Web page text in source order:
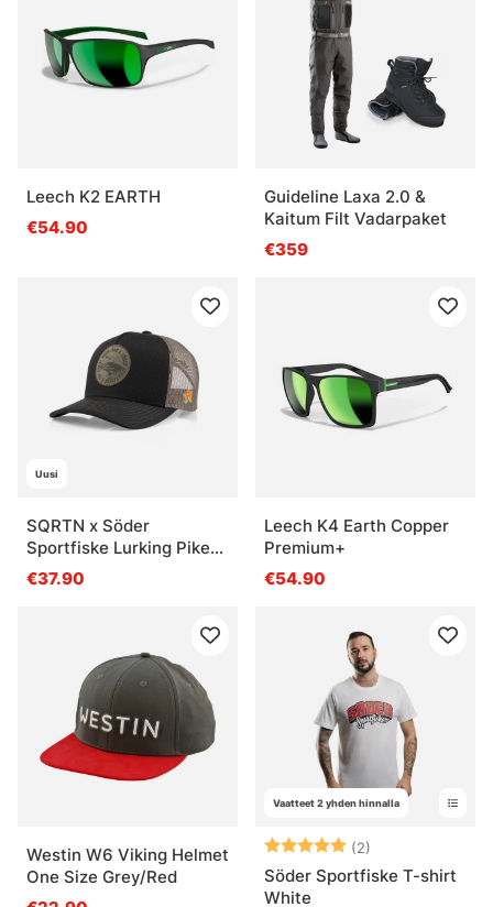
Leech K2 EARTH
€54.90
Guideline Laxa 2.0 &
Kaitum Filt Vadarpaket
€359
Uusi
SQRTN x Söder
Sportfiske Lurking Pike
Trucker, Black
€37.90
Leech K4 Earth Copper
Premium+
€54.90
Westin W6 Viking Helmet
One Size Grey/Red
Vaatteet 2 yhden hinnalla
Arvio: (2)
Söder Sportfiske T-shirt
White